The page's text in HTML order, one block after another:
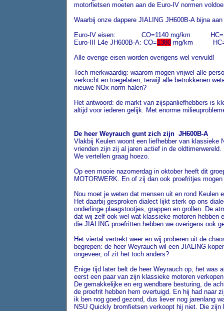
motorfietsen moeten aan de Euro-IV normen
Waarbij onze dappere JIALING JH600B-A bijna
Euro-IV eisen: CO=1140 mg/km
Euro-III L4e JH600B-A: CO=1380 mg/km
Alle overige eisen worden overigens wel vervuld!
Toch merkwaardig: waarom mogen vrijwel alle
verkocht en toegelaten, terwijl alle betrokkenen
nieuwe NOx norm halen?
Het antwoord: de markt van zijspanliefhebbers is
altijd voor iederen gelijk. Met enorme
De heer Weyrauch gunt zich zijn JH600B-A
Vlakbij Keulen woont een liefhebber van klassieke
vrienden zijn zij al jaren actief in de
We vertellen graag hoezo.
Op een mooie nazomerdag in oktober heeft dit
MOTORWERK. En of zij dan ook proefritjes
Nou moet je weten dat mensen uit en rond Keulen
Het daarbij gesproken dialect lijkt sterk op ons
onderlinge plaagstootjes, grappen en grollen. De
dat wij zelf ook wel wat klassieke motoren hebben
die JIALING proefritten hebben we overigens ook
Het viertal vertrekt weer en wij proberen uit de
begrepen: de heer Weyrauch wil een JIALING
ongeveer, of zit het toch anders?
Enige tijd later belt de heer Weyrauch op, het was
eerst een paar van zijn klassieke motoren
De gemakkelijke en erg wendbare besturing, de
de proefrit hebben hem overtuigd. En hij had naar
ik ben nog goed gezond, dus liever nog jarenlang
NSU Quickly bromfietsen verkoopt hij niet. Die